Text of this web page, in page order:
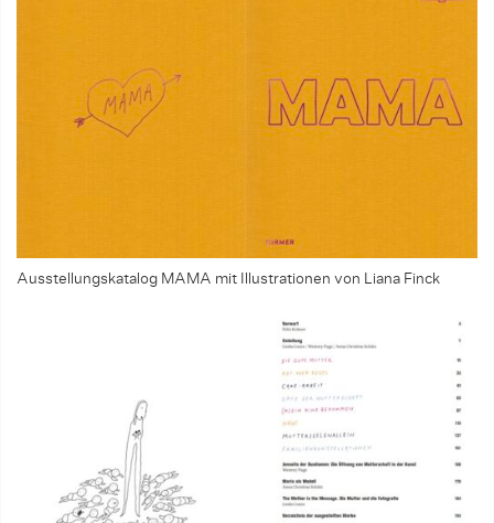
Ausstellungskatalog MAMA mit Illustrationen von Liana Finck